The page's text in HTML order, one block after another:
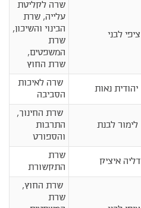
ציפי לבני
שרה לקליטת
עלייה, שרת
הבינוי והשיכון,
שרת
המשפטים,
שרת החוץ
יהודית נאות
שרה לאיכות
הסביבה
לימור לבנת
שרת החינוך,
התרבות
והספורט
דליה איציק
שרת
התקשורת
שרת החוץ,
שרת